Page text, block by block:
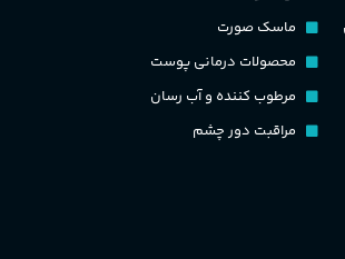
میوه ای
ماسک صورت
محصولات درمانی پوست
مرطوب کننده و آب رسان
مراقبت دور چشم